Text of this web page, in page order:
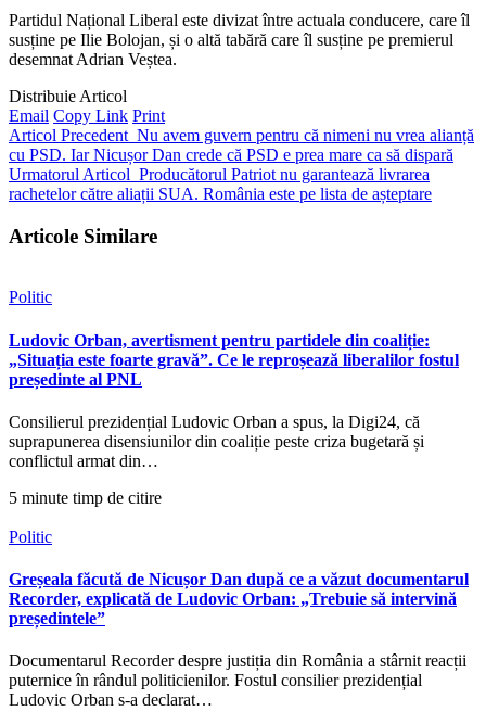
Partidul Național Liberal este divizat între actuala conducere, care îl
susține pe Ilie Bolojan, și o altă tabără care îl susține pe premierul
desemnat Adrian Veștea.
Distribuie Articol
Email Copy Link Print
Articol Precedent Nu avem guvern pentru că nimeni nu vrea alianță
cu PSD. Iar Nicușor Dan crede că PSD e prea mare ca să dispară
Urmatorul Articol Producătorul Patriot nu garantează livrarea
rachetelor către aliații SUA. România este pe lista de așteptare
Articole Similare
Politic
Ludovic Orban, avertisment pentru partidele din coaliție:
„Situația este foarte gravă”. Ce le reproșează liberalilor fostul
președinte al PNL
Consilierul prezidențial Ludovic Orban a spus, la Digi24, că
suprapunerea disensiunilor din coaliție peste criza bugetară și
conflictul armat din…
5 minute timp de citire
Politic
Greșeala făcută de Nicușor Dan după ce a văzut documentarul
Recorder, explicată de Ludovic Orban: „Trebuie să intervină
președintele”
Documentarul Recorder despre justiția din România a stârnit reacții
puternice în rândul politicienilor. Fostul consilier prezidențial
Ludovic Orban s-a declarat…